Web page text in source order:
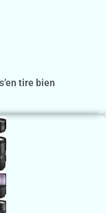
tire bien